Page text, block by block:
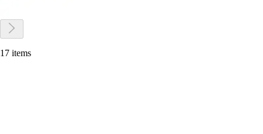
17 items